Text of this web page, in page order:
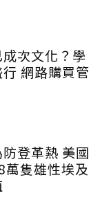
次文化？學
網路購買管
登革熱 美國
隻雄性埃及